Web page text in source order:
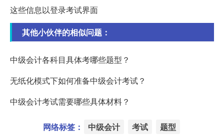
这些信息以登录考试界面
其他小伙伴的相似问题：
中级会计各科目具体考哪些题型？
无纸化模式下如何准备中级会计考试？
中级会计考试需要哪些具体材料？
网络标签： 中级会计 考试 题型